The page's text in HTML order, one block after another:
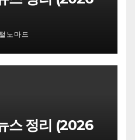
노마드
스 정리 (2026